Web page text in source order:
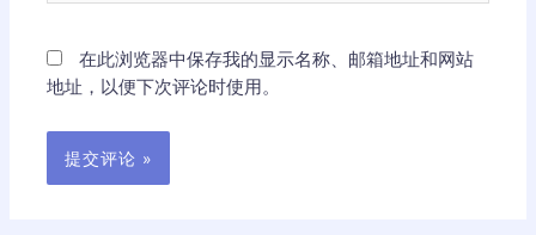
在此浏览器中保存我的显示名称、邮箱地址和网站
地址，以便下次评论时使用。